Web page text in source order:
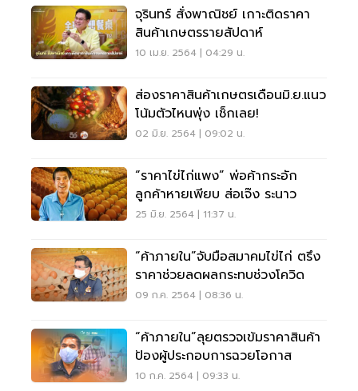
จุรินทร์ สั่งพาณิชย์ เกาะติดราคา
สินค้าเกษตรรายสัปดาห์
10 เม.ย. 2564 | 04:29 น.
ส่องราคาสินค้าเกษตรเดือนมิ.ย.แนว
โน้มตัวไหนพุ่ง เช็กเลย!
02 มิ.ย. 2564 | 09:02 น.
“ราคาไข่ไก่แพง” พ่อค้ากระอัก
ลูกค้าหายเพียบ ส่อเจ๊ง ระนาว
25 มิ.ย. 2564 | 11:37 น.
“ค้าภายใน”จับมือสมาคมไข่ไก่ ตรึง
ราคาช่วยลดผลกระทบช่วงโควิด
09 ก.ค. 2564 | 08:36 น.
“ค้าภายใน”ลุยตรวจเข้มราคาสินค้า
ป้องผู้ประกอบการฉวยโอกาส
10 ก.ค. 2564 | 09:33 น.